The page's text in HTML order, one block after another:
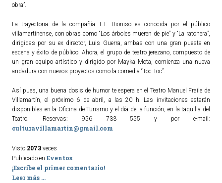
obra”.
La trayectoria de la compañía T.T. Dioniso es conocida por el público
villamartinense, con obras como “Los árboles mueren de pie” y “La ratonera”,
dirigidas por su ex director, Luis Guerra, ambas con una gran puesta en
escena y éxito de público. Ahora, el grupo de teatro jerezano, compuesto de
un gran equipo artístico y dirigido por Mayka Mota, comienza una nueva
andadura con nuevos proyectos como la comedia “Toc Toc”.
Así pues, una buena dosis de humor te espera en el Teatro Manuel Fraile de
Villamartín, el próximo 6 de abril, a las 20 h. Las invitaciones estarán
disponibles en la Oficina de Turismo y el día de la función, en la taquilla del
Teatro. Reservas: 956 733 555 y por e-mail:
culturavillamartin@gmail.com
Visto 2073 veces
Publicado en Eventos
¡Escribe el primer comentario!
Leer más ...